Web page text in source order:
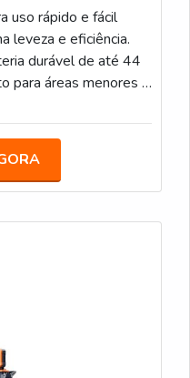
leveza e eficiência.
durável de até 44
para áreas menores e
de bateria de até
2,3 metros) em
médio porte. PL-200
12.000 lumens e
proporciona
até 3,1 metros
e operações